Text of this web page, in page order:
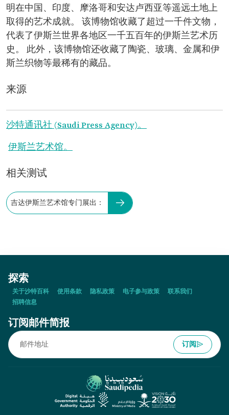
明在中国、印度、摩洛哥和安达卢西亚等遥远土地上
取得的艺术成就。 该博物馆收藏了超过一千件文物，
代表了伊斯兰世界各地区一千五百年的伊斯兰艺术历
史。 此外，该博物馆还收藏了陶瓷、玻璃、金属和伊
斯兰织物等最稀有的藏品。
来源
沙特通讯社 (Saudi Press Agency)。
伊斯兰艺术馆。
相关测试
吉达伊斯兰艺术馆专门展出：
探索
关于沙特百科 使用条款 隐私政策 电子参与政策
联系我们
招聘信息
订阅邮件简报
订阅